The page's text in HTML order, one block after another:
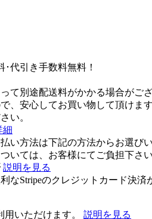
･代引き手数料無料 ！
て別途配送料がかかる場合がご
、安心してお買い物して頂けます
い。
細
い方法は下記の方法からお選びい
いては、お客様にてご負担下さ
説明を見る
なStripeのクレジットカード決済
用いただけます。 説明を見る